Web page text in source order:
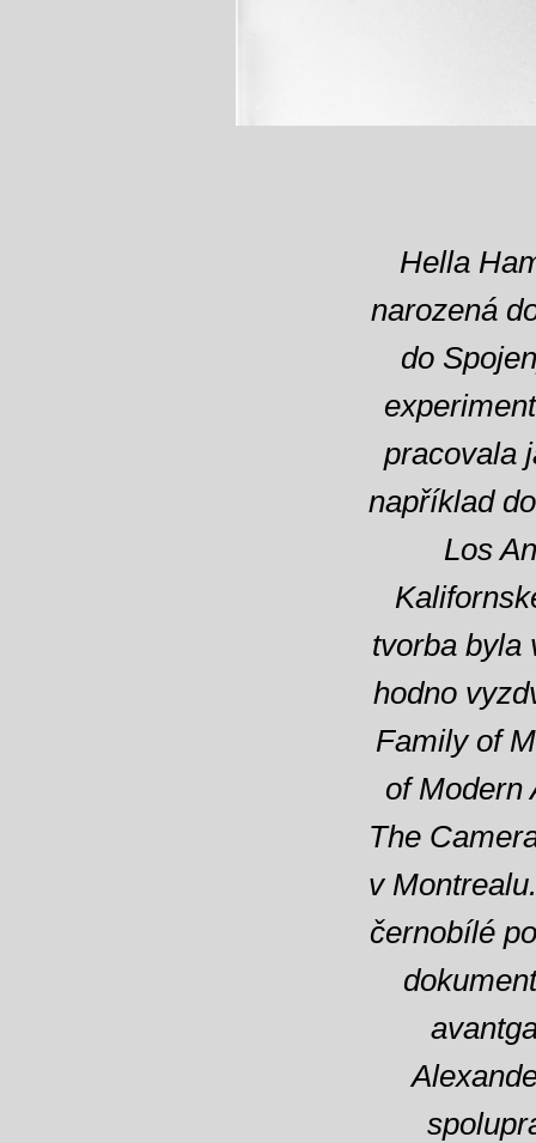
Hella
narozená
do
pracovala
například
Los
tvorba byla
hodno
Family of
of Modern
The
v
černobílé